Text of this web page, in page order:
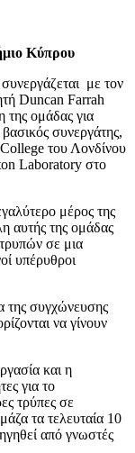
Κύπρου
με τον
Duncan Farrah
της ομάδας για
συνεργάτης,
του Λονδίνου
Laboratory στο
μέρος της
αυτής της ομάδας
σε μια
υπέρυθροι
της συγχώνευσης
να γίνουν
και η
για το
τρύπες σε
τα τελευταία 10
από γνωστές